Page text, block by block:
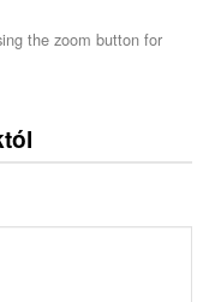
the zoom button for